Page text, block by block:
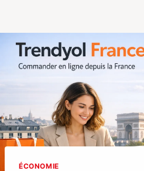
ÉCONOMIE